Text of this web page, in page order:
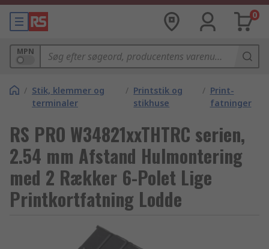
0
MPN
/ Stik, klemmer og
terminaler
/ Printstik og
stikhuse
/ Print-
fatninger
RS PRO W34821xxTHTRC serien,
2.54 mm Afstand Hulmontering
med 2 Rækker 6-Polet Lige
Printkortfatning Lodde